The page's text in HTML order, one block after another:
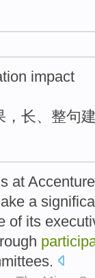
impact
，长、整句
at
a
of its